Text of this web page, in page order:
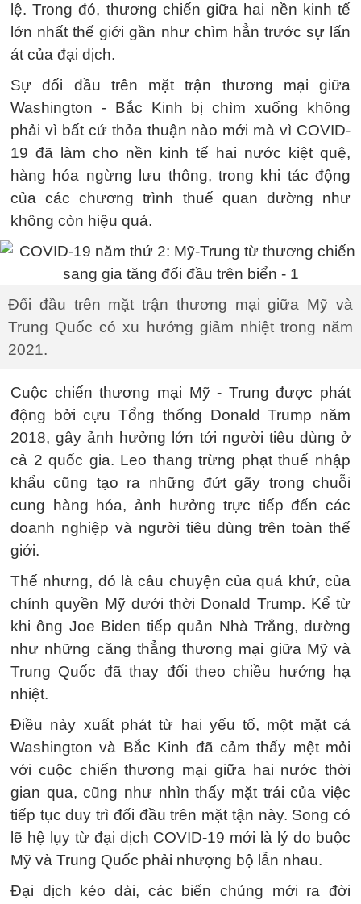
lệ. Trong đó, thương chiến giữa hai nền kinh tế
lớn nhất thế giới gần như chìm hẳn trước sự lấn
át của đại dịch.
Sự đối đầu trên mặt trận thương mại giữa
Washington - Bắc Kinh bị chìm xuống không
phải vì bất cứ thỏa thuận nào mới mà vì COVID-
19 đã làm cho nền kinh tế hai nước kiệt quệ,
hàng hóa ngừng lưu thông, trong khi tác động
của các chương trình thuế quan dường như
không còn hiệu quả.
Đối đầu trên mặt trận thương mại giữa Mỹ và
Trung Quốc có xu hướng giảm nhiệt trong năm
2021.
Cuộc chiến thương mại Mỹ - Trung được phát
động bởi cựu Tổng thống Donald Trump năm
2018, gây ảnh hưởng lớn tới người tiêu dùng ở
cả 2 quốc gia. Leo thang trừng phạt thuế nhập
khẩu cũng tạo ra những đứt gãy trong chuỗi
cung hàng hóa, ảnh hưởng trực tiếp đến các
doanh nghiệp và người tiêu dùng trên toàn thế
giới.
Thế nhưng, đó là câu chuyện của quá khứ, của
chính quyền Mỹ dưới thời Donald Trump. Kể từ
khi ông Joe Biden tiếp quản Nhà Trắng, dường
như những căng thẳng thương mại giữa Mỹ và
Trung Quốc đã thay đổi theo chiều hướng hạ
nhiệt.
Điều này xuất phát từ hai yếu tố, một mặt cả
Washington và Bắc Kinh đã cảm thấy mệt mỏi
với cuộc chiến thương mại giữa hai nước thời
gian qua, cũng như nhìn thấy mặt trái của việc
tiếp tục duy trì đối đầu trên mặt tận này. Song có
lẽ hệ lụy từ đại dịch COVID-19 mới là lý do buộc
Mỹ và Trung Quốc phải nhượng bộ lẫn nhau.
Đại dịch kéo dài, các biến chủng mới ra đời